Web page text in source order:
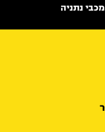
מכבי נתניה